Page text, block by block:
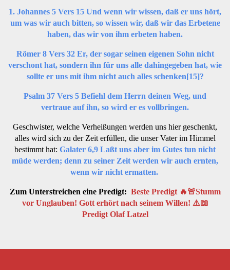
1. Johannes 5 Vers 15 Und wenn wir wissen, daß er uns hört,
um was wir auch bitten, so wissen wir, daß wir das Erbetene
haben, das wir von ihm erbeten haben.
Römer 8 Vers 32 Er, der sogar seinen eigenen Sohn nicht
verschont hat, sondern ihn für uns alle dahingegeben hat, wie
sollte er uns mit ihm nicht auch alles schenken[15]?
Psalm 37 Vers 5 Befiehl dem Herrn deinen Weg, und
vertraue auf ihn, so wird er es vollbringen.
Geschwister, welche Verheißungen werden uns hier geschenkt,
alles wird sich zu der Zeit erfüllen, die unser Vater im Himmel
bestimmt hat: Galater 6,9 Laßt uns aber im Gutes tun nicht
müde werden; denn zu seiner Zeit werden wir auch ernten,
wenn wir nicht ermatten.
Zum Unterstreichen eine Predigt: Beste Predigt 🔥🚨Stumm
vor Unglauben! Gott erhört nach seinem Willen! ⚠️📖
Predigt Olaf Latzel